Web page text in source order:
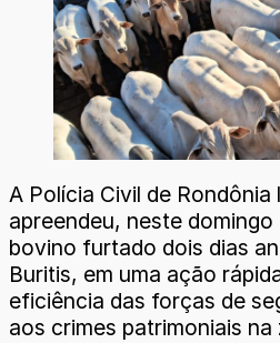
A Polícia Civil de Rondônia
apreendeu, neste
bovino furtado dois dias
Buritis, em uma ação
eficiência das forças de
aos crimes patrimoniais na